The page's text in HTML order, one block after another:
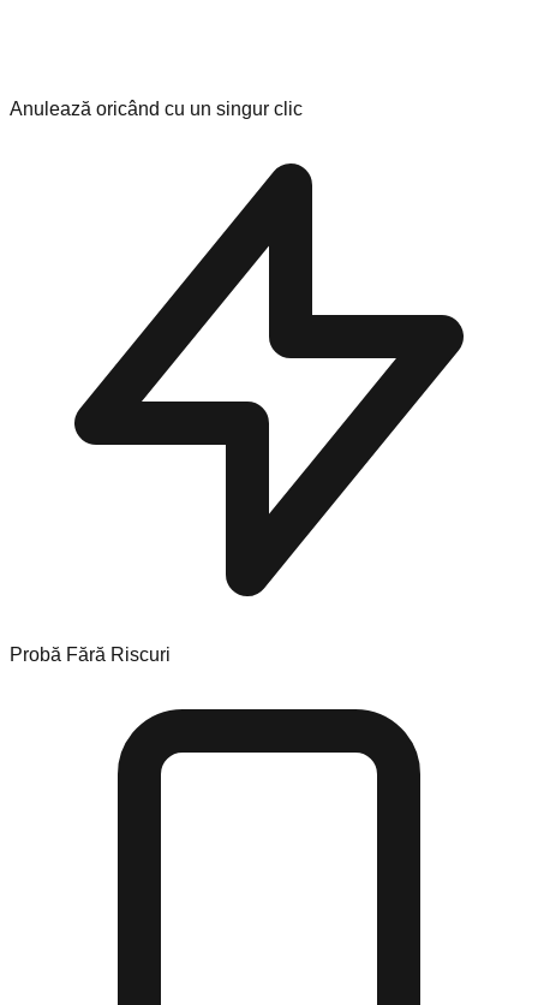
Anulează oricând cu un singur clic
Probă Fără Riscuri